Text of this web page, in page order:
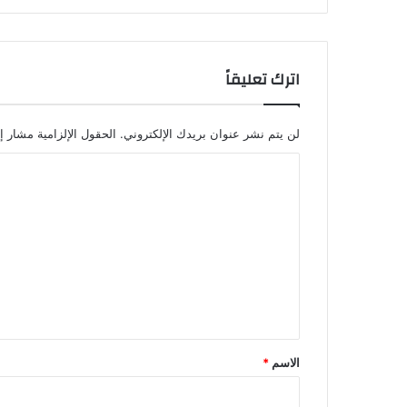
اترك تعليقاً
لن يتم نشر عنوان بريدك الإلكتروني. الحقول الإلزامية مشار
*
الاسم *